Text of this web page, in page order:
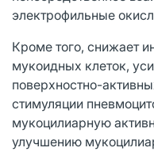
электрофильные
Кроме того, снижает
мукоидных клеток,
поверхностно-
стимуляции
мукоцилиарную
улучшению